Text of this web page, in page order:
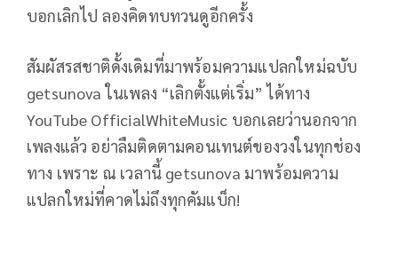
บอกเลิกไป ลองคิดทบทวนดูอีกครั้ง
สัมผัสรสชาติดั้งเดิมที่มาพร้อมความแปลกใหม่ฉบับ
getsunova ในเพลง “เลิกตั้งแต่เริ่ม” ได้ทาง
YouTube OfficialWhiteMusic บอกเลยว่านอกจาก
เพลงแล้ว อย่าลืมติดตามคอนเทนต์ของวงในทุกช่อง
ทาง เพราะ ณ เวลานี้ getsunova มาพร้อมความ
แปลกใหม่ที่คาดไม่ถึงทุกคัมแบ็ก!